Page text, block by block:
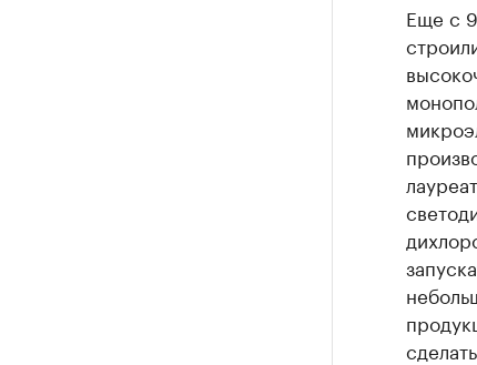
Еще с